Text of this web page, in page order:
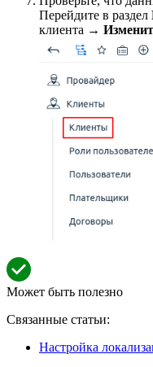
Перейдите в раздел
клиента →
Может быть полезно
Связанные статьи:
Настройка